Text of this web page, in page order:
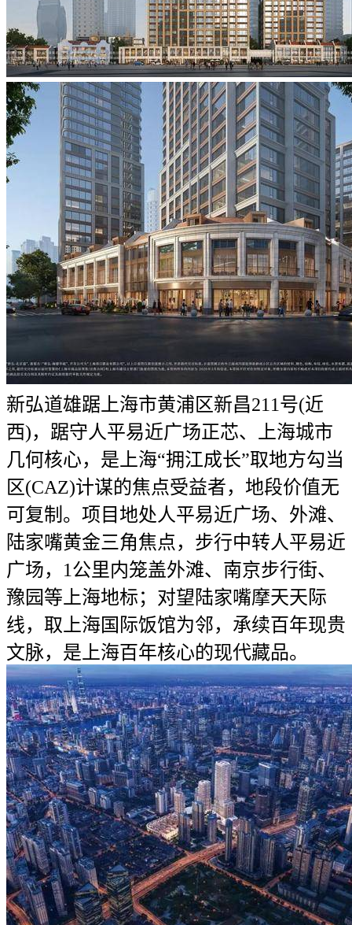
新弘道雄踞上海市黄浦区新昌211号(近
西)，踞守人平易近广场正芯、上海城市
几何核心，是上海“拥江成长”取地方勾当
区(CAZ)计谋的焦点受益者，地段价值无
可复制。项目地处人平易近广场、外滩、
陆家嘴黄金三角焦点，步行中转人平易近
广场，1公里内笼盖外滩、南京步行街、
豫园等上海地标；对望陆家嘴摩天天际
线，取上海国际饭馆为邻，承续百年现贵
文脉，是上海百年核心的现代藏品。